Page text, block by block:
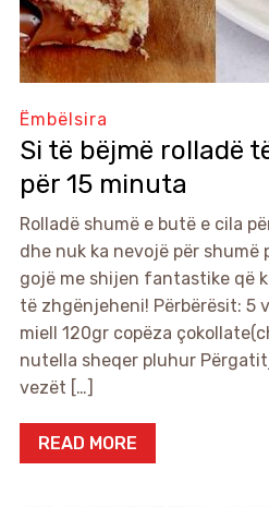
Ëmbëlsira
Si të bëjmë rolladë
për 15 minuta
Rolladë shumë e butë e cila
dhe nuk ka nevojë për shumë
gojë me shijen fantastike që
të zhgënjeheni! Përbërësit: 5
miell 120gr copëza
nutella sheqer pluhur
vezët […]
READ MORE